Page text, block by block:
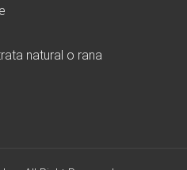
natural o rana